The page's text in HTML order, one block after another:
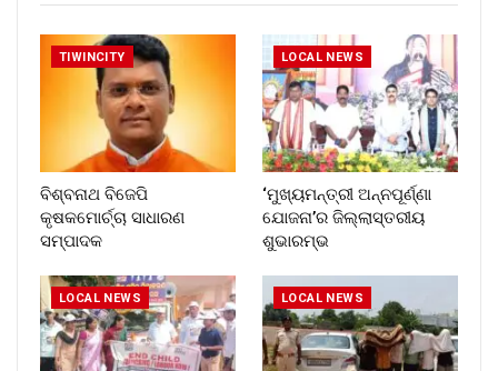
TIWINCITY
ବିଶ୍ବନାଥ ବିଜେପି
କୃଷକମୋର୍ଚ୍ଚା ସାଧାରଣ
ସମ୍ପାଦକ
LOCAL NEWS
‘ମୁଖ୍ୟମନ୍ତ୍ରୀ ଅନ୍ନପୂର୍ଣ୍ଣା
ଯୋଜନା’ର ଜିଲ୍ଲାସ୍ତରୀୟ
ଶୁଭାରମ୍ଭ
LOCAL NEWS LOCAL NEWS